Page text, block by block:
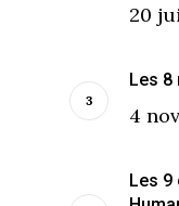
20
Les 8
4
Les 9